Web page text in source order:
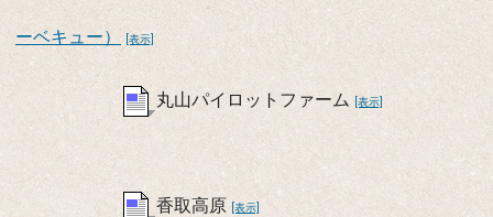
ーベキュー） [表示]
丸山パイロットファーム [表示]
香取高原 [表示]